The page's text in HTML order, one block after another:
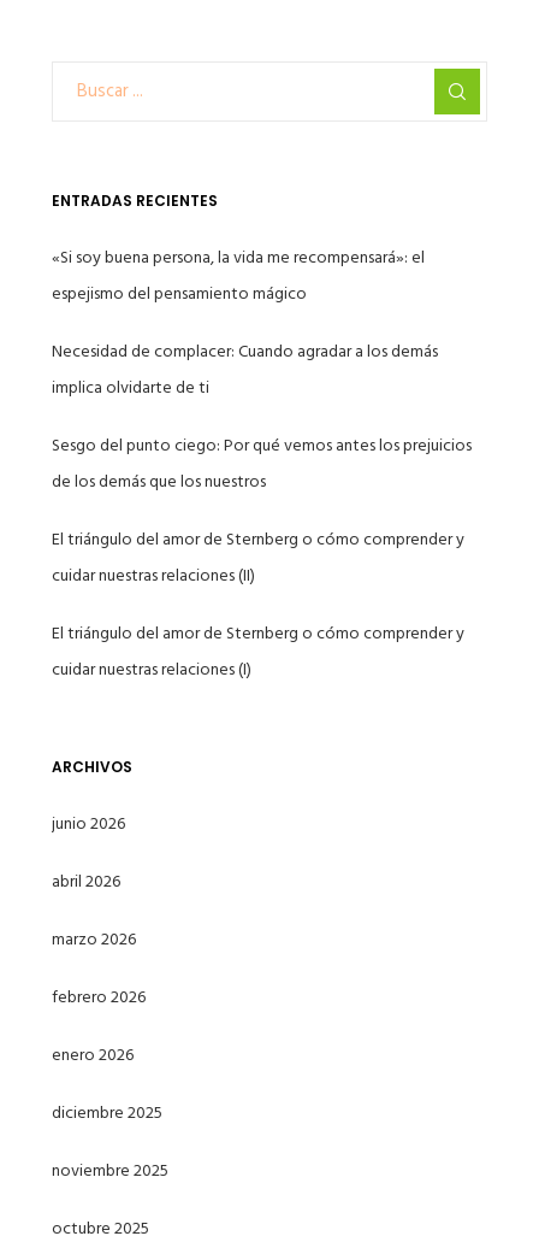
ENTRADAS RECIENTES
«Si soy buena persona, la vida me recompensará»: el
espejismo del pensamiento mágico
Necesidad de complacer: Cuando agradar a los demás
implica olvidarte de ti
Sesgo del punto ciego: Por qué vemos antes los prejuicios
de los demás que los nuestros
El triángulo del amor de Sternberg o cómo comprender y
cuidar nuestras relaciones (II)
El triángulo del amor de Sternberg o cómo comprender y
cuidar nuestras relaciones (I)
ARCHIVOS
junio 2026
abril 2026
marzo 2026
febrero 2026
enero 2026
diciembre 2025
noviembre 2025
octubre 2025